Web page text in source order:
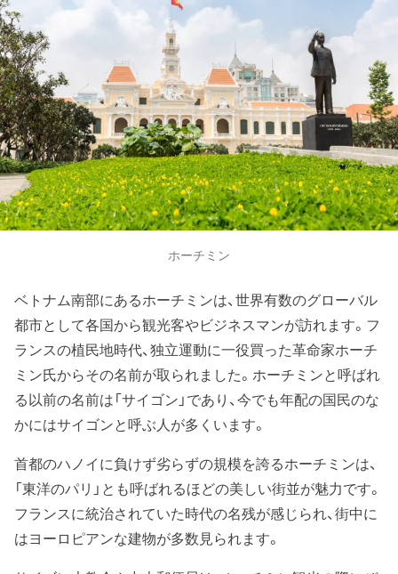
ホーチミン
ベトナム南部にあるホーチミンは、世界有数のグローバル
都市として各国から観光客やビジネスマンが訪れます。フ
ランスの植民地時代、独立運動に一役買った革命家ホーチ
ミン氏からその名前が取られました。ホーチミンと呼ばれ
る以前の名前は「サイゴン」であり、今でも年配の国民のな
かにはサイゴンと呼ぶ人が多くいます。
首都のハノイに負けず劣らずの規模を誇るホーチミンは、
「東洋のパリ」とも呼ばれるほどの美しい街並が魅力です。
フランスに統治されていた時代の名残が感じられ、街中に
はヨーロピアンな建物が多数見られます。